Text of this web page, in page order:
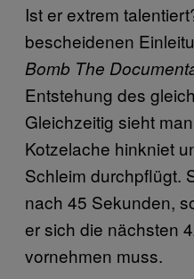
Ist er extrem
bescheidenen
Bomb The
Entstehung des
Gleichzeitig sieht
Kotzelache hinkniet
Schleim durchpflügt.
nach 45 Sekunden,
er sich die nächsten
vornehmen muss.